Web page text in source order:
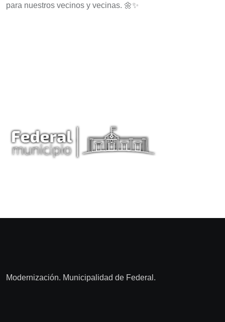
para nuestros vecinos y vecinas. 🌼✨
Modernización. Municipalidad de Federal.